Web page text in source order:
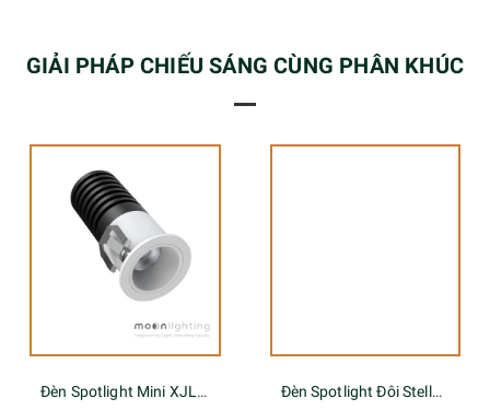
GIẢI PHÁP CHIẾU SÁNG CÙNG PHÂN KHÚC
Đèn Spotlight Mini XJL Series Đèn Spotlight Đôi Stella PK-2-LENS Series